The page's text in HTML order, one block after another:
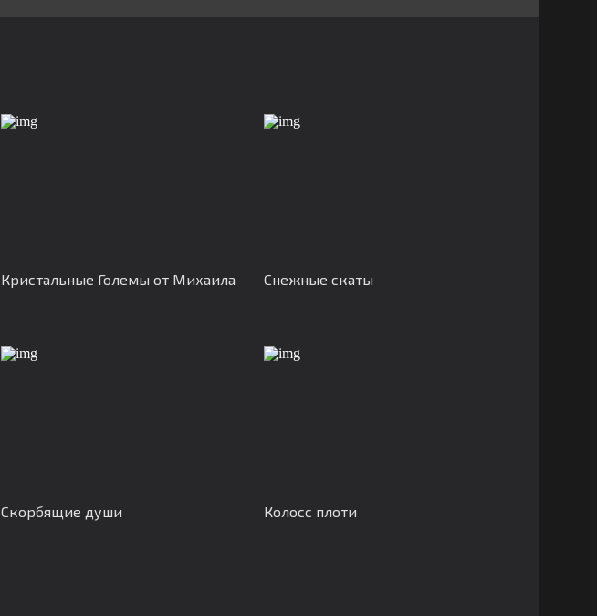
Кристальные Големы от Михаила Снежные скаты
Скорбящие души Колосс плоти